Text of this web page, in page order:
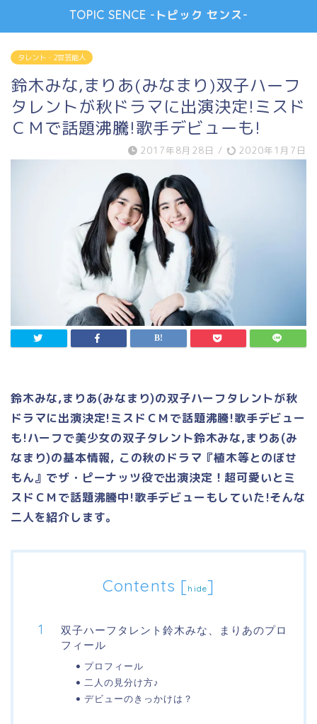
TOPIC SENCE -トピック センス-
タレント・2世芸能人
鈴木みな,まりあ(みなまり)双子ハーフ
タレントが秋ドラマに出演決定!ミスド
ＣＭで話題沸騰!歌手デビューも!
2017年8月28日 / 2020年1月7日
鈴木みな,まりあ(みなまり)の双子ハーフタレントが秋
ドラマに出演決定!ミスドＣＭで話題沸騰!歌手デビュー
も!ハーフで美少女の双子タレント鈴木みな,まりあ(み
なまり)の基本情報, この秋のドラマ『植木等とのぼせ
もん』でザ・ピーナッツ役で出演決定！超可愛いとミ
スドＣＭで話題沸騰中!歌手デビューもしていた!そんな
二人を紹介します。
Contents [hide]
双子ハーフタレント鈴木みな、まりあのプロ
フィール
プロフィール
二人の見分け方♪
デビューのきっかけは？